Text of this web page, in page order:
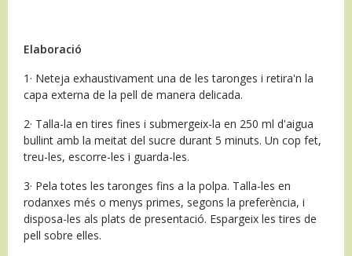
Elaboració
1· Neteja exhaustivament una de les taronges i retira'n la
capa externa de la pell de manera delicada.
2· Talla-la en tires fines i submergeix-la en 250 ml d'aigua
bullint amb la meitat del sucre durant 5 minuts. Un cop fet,
treu-les, escorre-les i guarda-les.
3· Pela totes les taronges fins a la polpa. Talla-les en
rodanxes més o menys primes, segons la preferència, i
disposa-les als plats de presentació. Espargeix les tires de
pell sobre elles.